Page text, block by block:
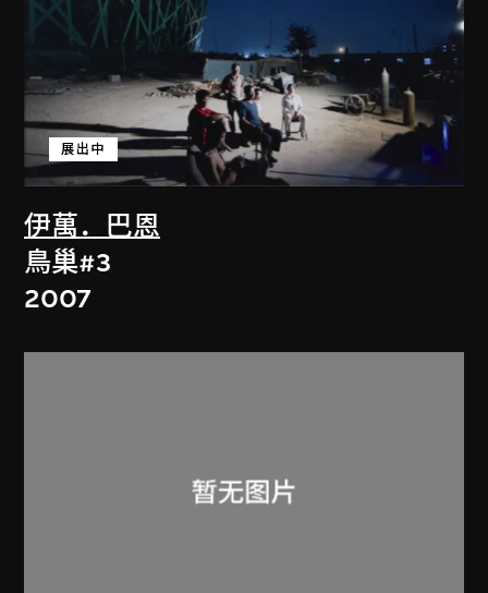
伊萬．巴恩
展出中
鳥巢#3
2007